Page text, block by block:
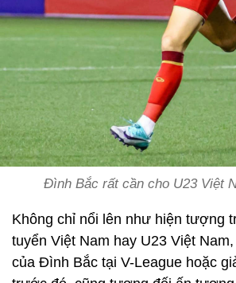
Đình Bắc rất cần cho U23 Việt
Không chỉ nổi lên như hiện tượng
tuyển Việt Nam hay U23 Việt
của Đình Bắc tại V-League hoặc